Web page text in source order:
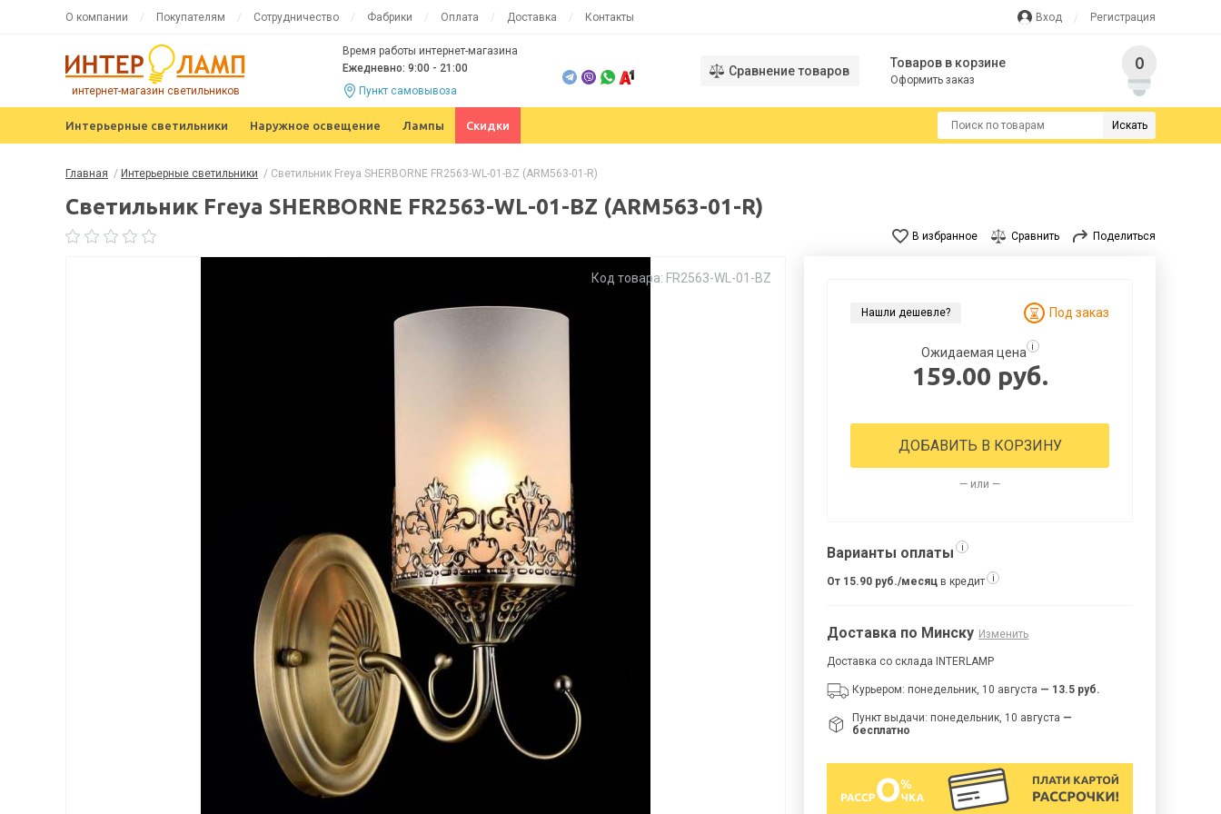
О компании Покупателям Сотрудничество Фабрики Оплата Доставка Контакты Вход Регистрация
интернет-магазин светильников
Время работы интернет-магазина
Ежедневно: 9:00 - 21:00
Пункт самовывоза
Сравнение товаров
Товаров в корзине
Оформить заказ
0
Интерьерные светильники Наружное освещение Лампы Скидки Искать
Главная / Интерьерные светильники / Светильник Freya SHERBORNE FR2563-WL-01-BZ (ARM563-01-R)
Светильник Freya SHERBORNE FR2563-WL-01-BZ (ARM563-01-R)
В избранное Сравнить Поделиться
Код товара: FR2563-WL-01-BZ
Нашли дешевле? Под заказ
Ожидаемая цена i
159.00 руб.
ДОБАВИТЬ В КОРЗИНУ
— или —
Варианты оплаты i
От 15.90 руб./месяц в кредит i
Доставка по Минску Изменить
Доставка со склада INTERLAMP
Курьером: понедельник, 10 августа — 13.5 руб.
Пункт выдачи: понедельник, 10 августа —
бесплатно